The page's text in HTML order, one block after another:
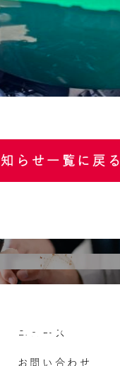
らせ一覧に戻る
くご質問
purchase
ニュース
お問い合わせ